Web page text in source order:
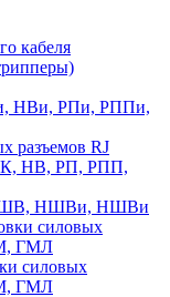
кабеля
НВи, РПи, РППи,
разъемов RJ
НВ, РП, РПП,
НШВ, НШВи, НШВи
силовых
ГМЛ
силовых
ГМЛ